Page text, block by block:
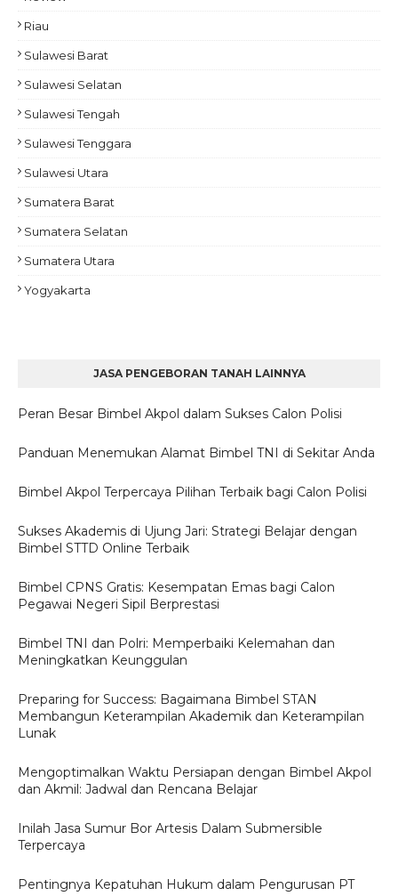
Riau
Sulawesi Barat
Sulawesi Selatan
Sulawesi Tengah
Sulawesi Tenggara
Sulawesi Utara
Sumatera Barat
Sumatera Selatan
Sumatera Utara
Yogyakarta
JASA PENGEBORAN TANAH LAINNYA
Peran Besar Bimbel Akpol dalam Sukses Calon Polisi
Panduan Menemukan Alamat Bimbel TNI di Sekitar Anda
Bimbel Akpol Terpercaya Pilihan Terbaik bagi Calon Polisi
Sukses Akademis di Ujung Jari: Strategi Belajar dengan
Bimbel STTD Online Terbaik
Bimbel CPNS Gratis: Kesempatan Emas bagi Calon
Pegawai Negeri Sipil Berprestasi
Bimbel TNI dan Polri: Memperbaiki Kelemahan dan
Meningkatkan Keunggulan
Preparing for Success: Bagaimana Bimbel STAN
Membangun Keterampilan Akademik dan Keterampilan
Lunak
Mengoptimalkan Waktu Persiapan dengan Bimbel Akpol
dan Akmil: Jadwal dan Rencana Belajar
Inilah Jasa Sumur Bor Artesis Dalam Submersible
Terpercaya
Pentingnya Kepatuhan Hukum dalam Pengurusan PT